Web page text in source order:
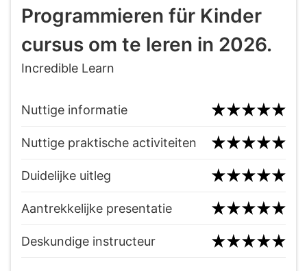
Programmieren für Kinder
cursus om te leren in 2026.
Incredible Learn
Nuttige informatie
Nuttige praktische activiteiten
Duidelijke uitleg
Aantrekkelijke presentatie
Deskundige instructeur